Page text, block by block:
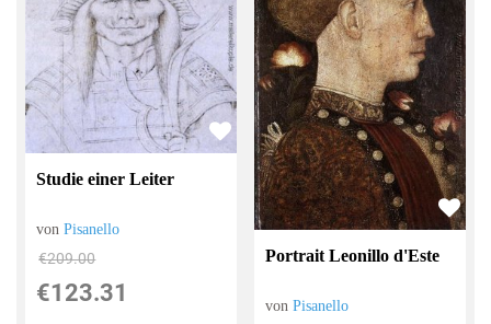
Studie einer Leiter
vonPisanello
€209.00
€123.31
Portrait Leonillo d'Este
vonPisanello